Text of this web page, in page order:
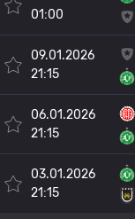
01:00
09.01.2026
21:15
06.01.2026
21:15
03.01.2026
21:15